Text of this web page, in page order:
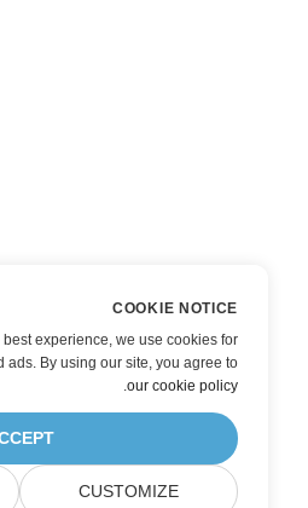
COOKIE NOTICE
best experience, we use cookies for
ads. By using our site, you agree to
our cookie policy
.
CUSTOMIZE